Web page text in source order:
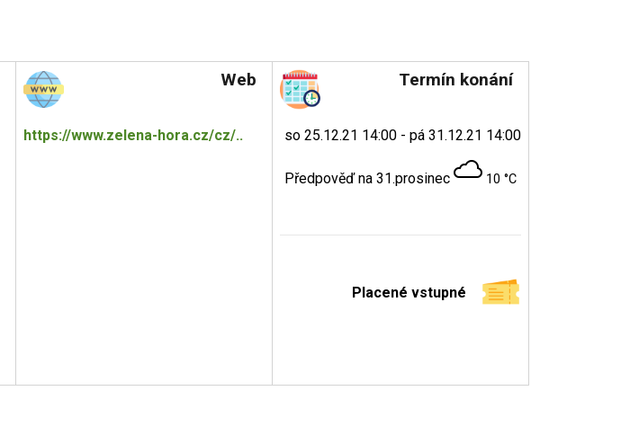
Web
https://www.zelena-hora.cz/cz/..
Termín konání
so 25.12.21 14:00 - pá 31.12.21 14:00
Předpověď na 31.prosinec 10 °C
Placené vstupné